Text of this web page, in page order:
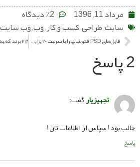
٪2 دیدگاه
,طراحی,کسب و کار,وب,وب سایت,وبسایت
فایل‌های PSD فتوشاپ را با سرعت ۲۰ برابری ذخیره کنید
تجهیزیار گفت:
سپاس از اطلاعات تان !